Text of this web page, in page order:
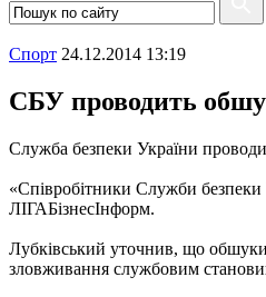
Спорт 24.12.2014 13:19
СБУ проводить
Служба безпеки України
«Співробітники Служби безпеки
ЛІГАБізнесІнформ.
Лубківський уточнив, що
зловживання службовим